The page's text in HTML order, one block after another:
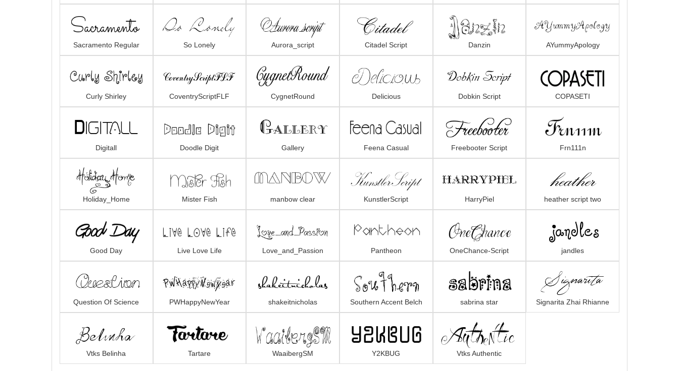
Sacramento Regular So Lonely Aurora_script Citadel Script Danzin AYummyApology
Curly Shirley CoventryScriptFLF CygnetRound Delicious Dobkin Script COPASETI
Digitall Doodle Digit Gallery Feena Casual Freebooter Script Frn111n
Holiday_Home Mister Fish manbow clear KunstlerScript HarryPiel heather script two
Good Day Live Love Life Love_and_Passion Pantheon OneChance-Script jandles
Question Of Science PWHappyNewYear shakeitnicholas Southern Accent Belch sabrina star Signarita Zhai Rhianne
Vtks Belinha Tartare WaaibergSM Y2KBUG Vtks Authentic